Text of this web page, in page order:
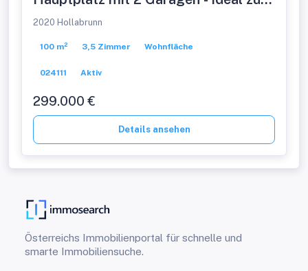
Wohnen & für gewerbliche
2020 Hollabrunn
100 m² 3,5 Zimmer Wohnfläche
024111 Aktiv
299.000 €
Details ansehen
Österreichs Immobilienportal für schnelle und
smarte Immobiliensuche.